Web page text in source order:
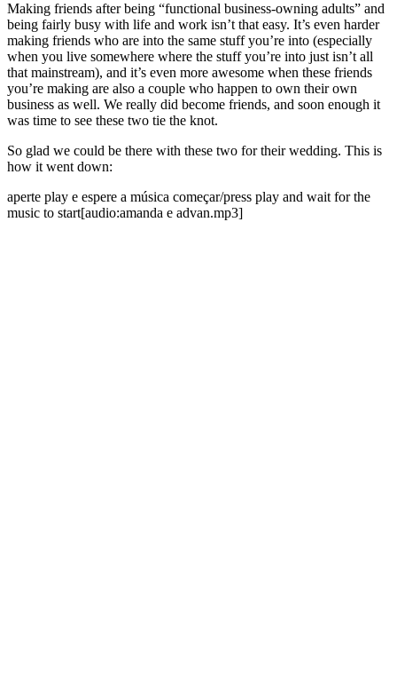
Making friends after being “functional business-owning adults” and
being fairly busy with life and work isn’t that easy. It’s even harder
making friends who are into the same stuff you’re into (especially
when you live somewhere where the stuff you’re into just isn’t all
that mainstream), and it’s even more awesome when these friends
you’re making are also a couple who happen to own their own
business as well. We really did become friends, and soon enough it
was time to see these two tie the knot.
So glad we could be there with these two for their wedding. This is
how it went down:
aperte play e espere a música começar/press play and wait for the
music to start[audio:amanda e advan.mp3]